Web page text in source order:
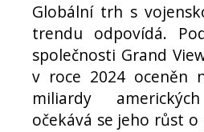
Globální trh s
trendu odpovídá.
společnosti Grand
v roce 2024 oceněn
miliardy
očekává se jeho růst o